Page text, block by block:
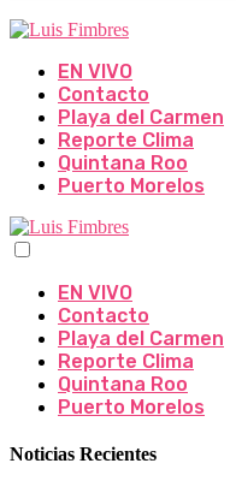
EN VIVO
Contacto
Playa del Carmen
Reporte Clima
Quintana Roo
Puerto Morelos
EN VIVO
Contacto
Playa del Carmen
Reporte Clima
Quintana Roo
Puerto Morelos
Noticias Recientes